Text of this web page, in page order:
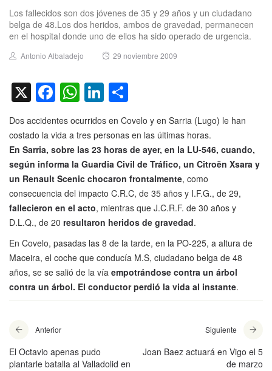
Los fallecidos son dos jóvenes de 35 y 29 años y un ciudadano
belga de 48.Los dos heridos, ambos de gravedad, permanecen
en el hospital donde uno de ellos ha sido operado de urgencia.
Author
Antonio Albaladejo
Posted
29 noviembre 2009
X Facebook
WhatsApp
LinkedIn
Dos accidentes ocurridos en Covelo y en Sarria (Lugo) le han
costado la vida a tres personas en las últimas horas.
En Sarria, sobre las 23 horas de ayer, en la LU-546, cuando,
según informa la Guardia Civil de Tráfico, un Citroën Xsara y
un Renault Scenic chocaron frontalmente, como
consecuencia del impacto C.R.C, de 35 años y I.F.G., de 29,
fallecieron en el acto, mientras que J.C.R.F. de 30 años y
D.L.Q., de 20 resultaron heridos de gravedad.
En Covelo, pasadas las 8 de la tarde, en la PO-225, a altura de
Maceira, el coche que conducía M.S, ciudadano belga de 48
años, se se salió de la vía empotrándose contra un árbol
contra un árbol. El conductor perdió la vida al instante.
Anterior
El Octavio apenas pudo
plantarle batalla al Valladolid en
Siguiente
Joan Baez actuará en Vigo el 5
de marzo